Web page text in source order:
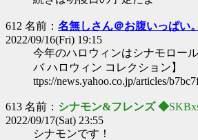
612 名前： 名無しさん＠お腹いっぱい。
2022/09/16(Fri) 19:15
今年のハロウィンはシナモロー
バ ハロウィン コレクション】
ttps://news.yahoo.co.jp/articles/
613 名前： シナモン&フレンズ ◆
2022/09/17(Sat) 23:55
シナモンです！